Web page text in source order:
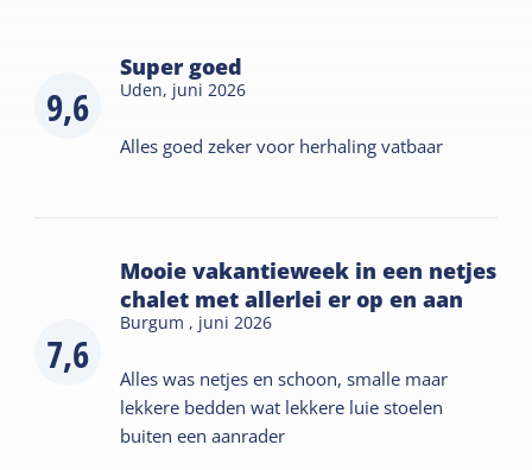
9,6
Super goed
Uden, juni 2026
Alles goed zeker voor herhaling vatbaar
7,6
Mooie vakantieweek in een netjes
chalet met allerlei er op en aan
Burgum , juni 2026
Alles was netjes en schoon, smalle maar
lekkere bedden wat lekkere luie stoelen
buiten een aanrader